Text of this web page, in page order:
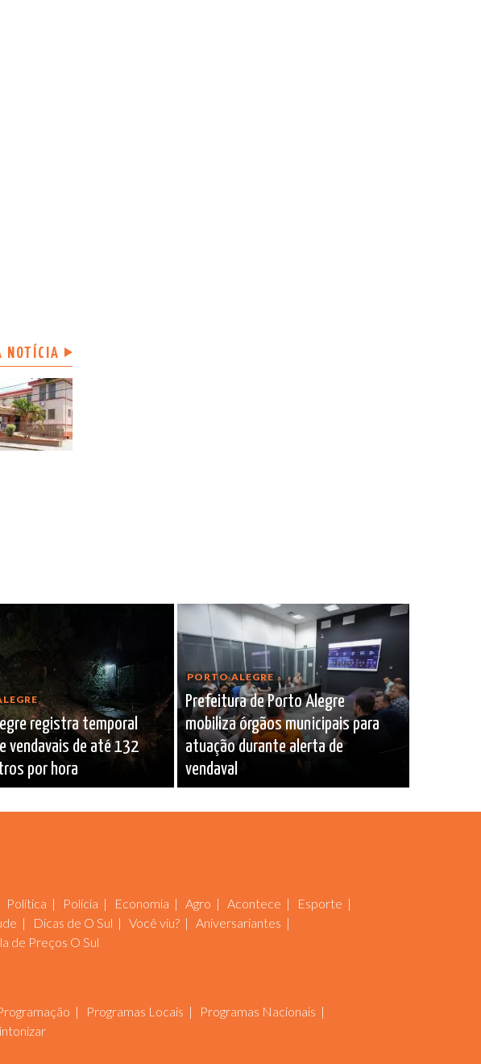
NOTÍCIA
registra temporal
vendavais de até 132
por hora
PORTO ALEGRE
Prefeitura de Porto Alegre
mobiliza órgãos municipais para
atuação durante alerta de
vendaval
Política Polícia Economia Agro Acontece
Esporte
Dicas de O Sul Você viu?
Aniversariantes
de Preços O Sul
Programas Locais
Programas Nacionais